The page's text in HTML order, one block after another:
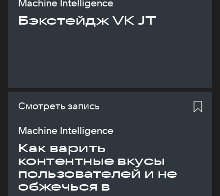
Machine Intelligence
Бэкстейдж VK JT
Смотреть запись
Machine Intelligence
Как варить
контентные вкусы
пользователей и не
обжечься в